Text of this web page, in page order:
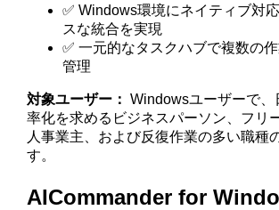
✅ Windows環境にネイティブ対
スな統合を実現
✅ 一元的なタスクハブで複数の
管理
対象ユーザー： Windowsユーザーで、
率化を求めるビジネスパーソン、フリ
人事業主、および反復作業の多い職種
す。
AICommander for